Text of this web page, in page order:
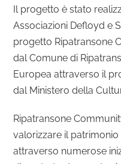
Il progetto è stato
Associazioni Defloyd e
progetto Ripatransone
dal Comune di
Europea attraverso il
dal Ministero della
Ripatransone
valorizzare il
attraverso numerose